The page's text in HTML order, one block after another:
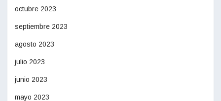
octubre 2023
septiembre 2023
agosto 2023
julio 2023
junio 2023
mayo 2023